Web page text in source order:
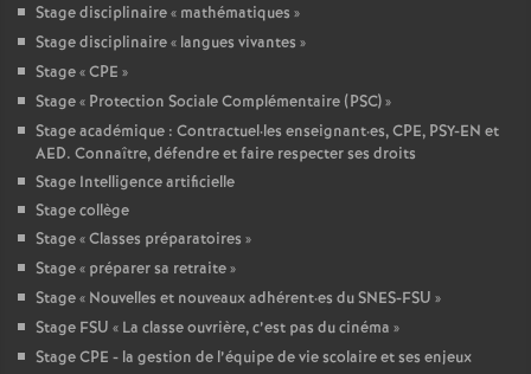
Stage disciplinaire « mathématiques »
Stage disciplinaire « langues vivantes »
Stage «CPE »
Stage « Protection Sociale Complémentaire (PSC)»
Stage académique : Contractuel·les enseignant·es, CPE, PSY-EN et
AED. Connaître, défendre et faire respecter ses droits
Stage Intelligence artificielle
Stage collège
Stage «Classes préparatoires »
Stage « préparer sa retraite»
Stage « Nouvelles et nouveaux adhérent·es du SNES-FSU »
Stage FSU « La classe ouvrière, c’est pas du cinéma »
Stage CPE - la gestion de l’équipe de vie scolaire et ses enjeux